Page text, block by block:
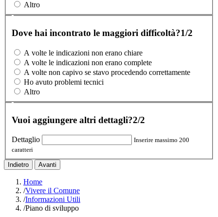
Altro
Dove hai incontrato le maggiori difficoltà?1/2
A volte le indicazioni non erano chiare
A volte le indicazioni non erano complete
A volte non capivo se stavo procedendo correttamente
Ho avuto problemi tecnici
Altro
Vuoi aggiungere altri dettagli?2/2
Dettaglio
Inserire massimo 200
caratteri
Indietro Avanti
Home
/Vivere il Comune
/Informazioni Utili
/Piano di sviluppo